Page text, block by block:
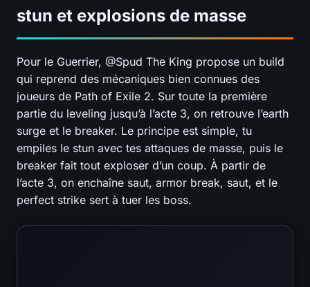
stun et explosions de masse
Pour le Guerrier, @Spud The King propose un build
qui reprend des mécaniques bien connues des
joueurs de Path of Exile 2. Sur toute la première
partie du leveling jusqu’à l’acte 3, on retrouve l’earth
surge et le breaker. Le principe est simple, tu
empiles le stun avec tes attaques de masse, puis le
breaker fait tout exploser d’un coup. À partir de
l’acte 3, on enchaîne saut, armor break, saut, et le
perfect strike sert à tuer les boss.